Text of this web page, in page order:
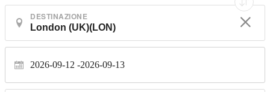
DESTINAZIONE
2026-09-12 2026-09-13